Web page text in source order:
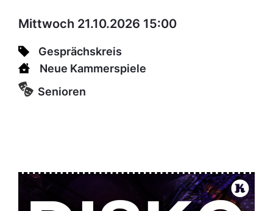
Mittwoch 21.10.2026 15:00
Gesprächskreis
Neue Kammerspiele
Senioren